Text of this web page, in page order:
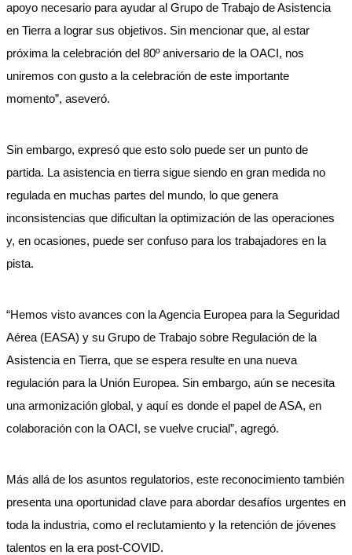
apoyo necesario para ayudar al Grupo de Trabajo de Asistencia
en Tierra a lograr sus objetivos. Sin mencionar que, al estar
próxima la celebración del 80º aniversario de la OACI, nos
uniremos con gusto a la celebración de este importante
momento”, aseveró.
Sin embargo, expresó que esto solo puede ser un punto de
partida. La asistencia en tierra sigue siendo en gran medida no
regulada en muchas partes del mundo, lo que genera
inconsistencias que dificultan la optimización de las operaciones
y, en ocasiones, puede ser confuso para los trabajadores en la
pista.
“Hemos visto avances con la Agencia Europea para la Seguridad
Aérea (EASA) y su Grupo de Trabajo sobre Regulación de la
Asistencia en Tierra, que se espera resulte en una nueva
regulación para la Unión Europea. Sin embargo, aún se necesita
una armonización global, y aquí es donde el papel de ASA, en
colaboración con la OACI, se vuelve crucial”, agregó.
Más allá de los asuntos regulatorios, este reconocimiento también
presenta una oportunidad clave para abordar desafíos urgentes en
toda la industria, como el reclutamiento y la retención de jóvenes
talentos en la era post-COVID.